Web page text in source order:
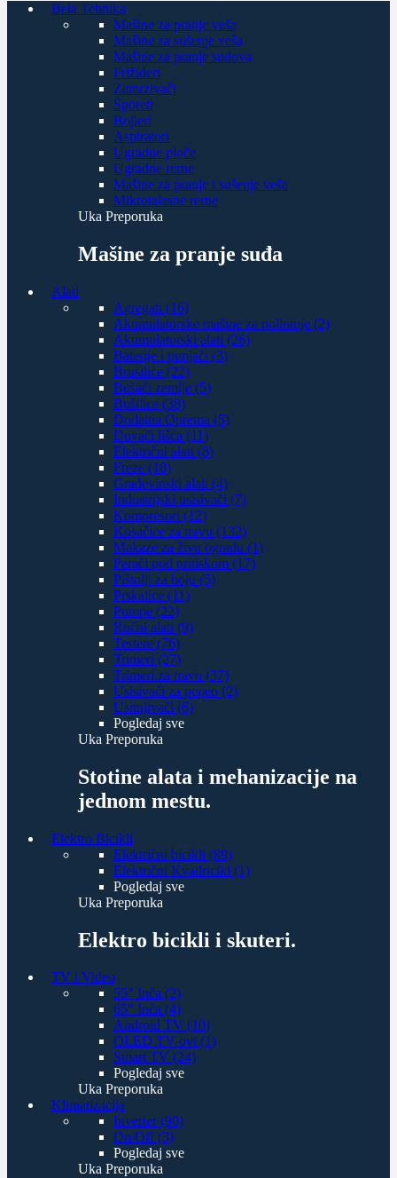
Bela Tehnika
Mašine za pranje veša
Mašine za sušenje veša
Mašine za pranje sudova
Frižideri
Zamrzivači
Šporeti
Bojleri
Aspiratori
Ugradne ploče
Ugradne rerne
Mašine za pranje i sušenje veša
Mikrotalasne rerne
Uka Preporuka
Mašine za pranje suđa
Alati
Agregati (16)
Akumulatorske mašine za poliranje (2)
Akumulatorski alati (26)
Baterije i punjači (3)
Brusilice (22)
Bušači zemlje (5)
Bušilice (38)
Dodatna Oprema (5)
Duvači lišća (11)
Električni alati (8)
Freze (18)
Građevinski alati (4)
Industrijski usisivači (7)
Kompresori (12)
Kosačice za travu (132)
Makaze za živu ogradu (1)
Perači pod pritiskom (17)
Pištolji za boju (5)
Prskalice (11)
Pumpe (22)
Ručni alati (9)
Testere (76)
Trimeri (27)
Trimeri za travu (37)
Usisivači za pepeo (2)
Usitnjivači (6)
Pogledaj sve
Uka Preporuka
Stotine alata i mehanizacije na
jednom mestu.
Elektro Bicikli
Električni bicikli (89)
Električni Kvadricikl (1)
Pogledaj sve
Uka Preporuka
Elektro bicikli i skuteri.
TV i Video
55" Inča (2)
65" Inča (4)
Android TV (10)
OLED TV-ovi (1)
Smart TV (24)
Pogledaj sve
Uka Preporuka
Klimatizacija
Inverter (90)
On/Off (3)
Pogledaj sve
Uka Preporuka